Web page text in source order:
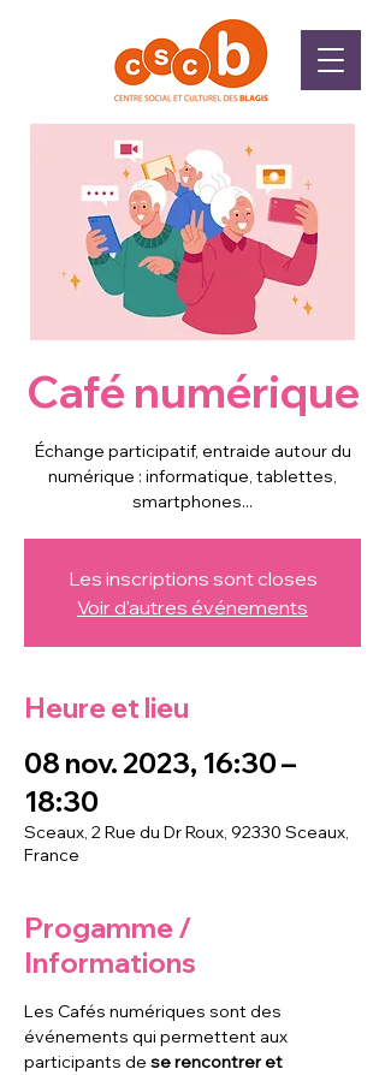
Café numérique
Échange participatif, entraide autour du
numérique : informatique, tablettes,
smartphones...
Les inscriptions sont closes
Voir d'autres événements
Heure et lieu
08 nov. 2023, 16:30 –
18:30
Sceaux, 2 Rue du Dr Roux, 92330 Sceaux,
France
Progamme /
Informations
Les Cafés numériques sont des
événements qui permettent aux
participants de se rencontrer et